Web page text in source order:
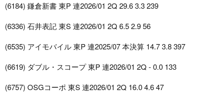
(6184) 鎌倉新書 東P 連2026/01 2Q 29.6 3.3 239
(6336) 石井表記 東S 連2026/01 2Q 6.5 2.9 56
(6535) アイモバイル 東P 連2025/07 本決算 14.7 3.8 397
(6619) ダブル・スコープ 東P 連2026/01 2Q - 0.0 133
(6757) OSGコーポ 東S 連2026/01 2Q 16.0 4.6 47